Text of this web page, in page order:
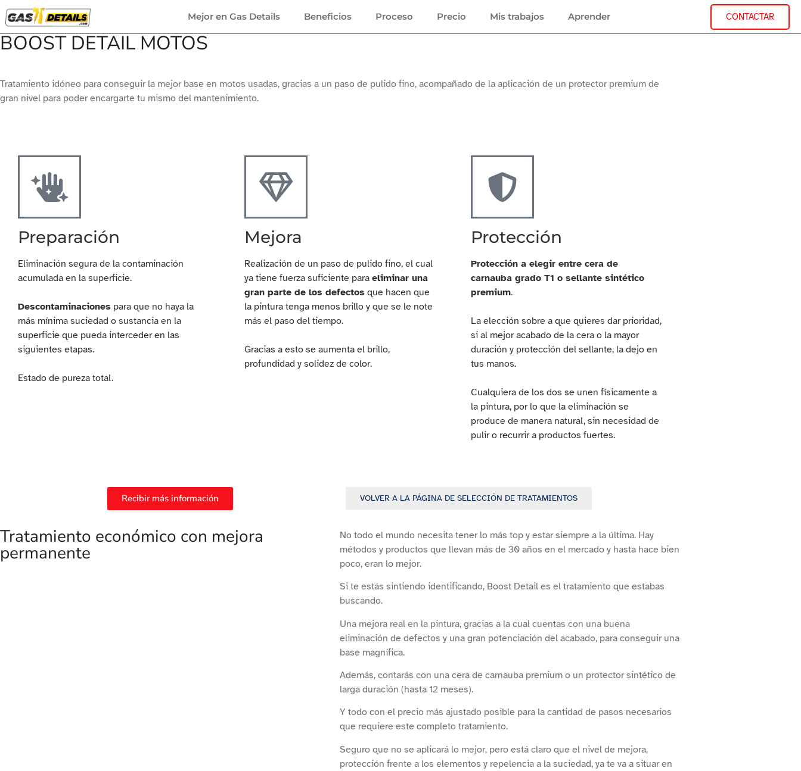
Mejor en Gas Details Beneficios Proceso Precio Mis trabajos Aprender CONTACTAR
BOOST DETAIL MOTOS
Tratamiento idóneo para conseguir la mejor base en motos usadas, gracias a un paso de pulido fino, acompañado de la aplicación de un protector premium de
gran nivel para poder encargarte tu mismo del mantenimiento.
Preparación
Eliminación segura de la contaminación
acumulada en la superficie.
Descontaminaciones para que no haya la
más mínima suciedad o sustancia en la
superficie que pueda interceder en las
siguientes etapas.
Estado de pureza total.
Mejora
Realización de un paso de pulido fino, el cual
ya tiene fuerza suficiente para eliminar una
gran parte de los defectos que hacen que
la pintura tenga menos brillo y que se le note
más el paso del tiempo.
Gracias a esto se aumenta el brillo,
profundidad y solidez de color.
Protección
Protección a elegir entre cera de
carnauba grado T1 o sellante sintético
premium.
La elección sobre a que quieres dar prioridad,
si al mejor acabado de la cera o la mayor
duración y protección del sellante, la dejo en
tus manos.
Cualquiera de los dos se unen físicamente a
la pintura, por lo que la eliminación se
produce de manera natural, sin necesidad de
pulir o recurrir a productos fuertes.
Recibir más información VOLVER A LA PÁGINA DE SELECCIÓN DE TRATAMIENTOS
Tratamiento económico con mejora
permanente
No todo el mundo necesita tener lo más top y estar siempre a la última. Hay
métodos y productos que llevan más de 30 años en el mercado y hasta hace bien
poco, eran lo mejor.
Si te estás sintiendo identificando, Boost Detail es el tratamiento que estabas
buscando.
Una mejora real en la pintura, gracias a la cual cuentas con una buena
eliminación de defectos y una gran potenciación del acabado, para conseguir una
base magnífica.
Además, contarás con una cera de carnauba premium o un protector sintético de
larga duración (hasta 12 meses).
Y todo con el precio más ajustado posible para la cantidad de pasos necesarios
que requiere este completo tratamiento.
Seguro que no se aplicará lo mejor, pero está claro que el nivel de mejora,
protección frente a los elementos y repelencia a la suciedad, ya te va a situar en